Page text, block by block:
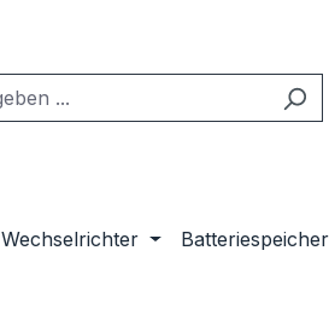
Wechselrichter Batteriespeicher